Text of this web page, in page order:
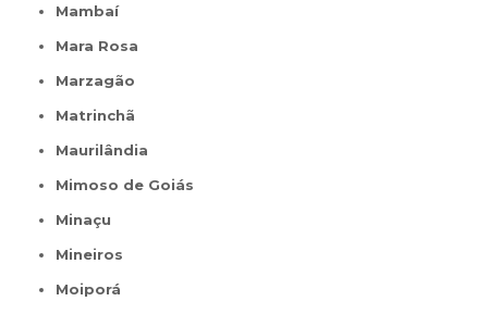
Mambaí
Mara Rosa
Marzagão
Matrinchã
Maurilândia
Mimoso de Goiás
Minaçu
Mineiros
Moiporá